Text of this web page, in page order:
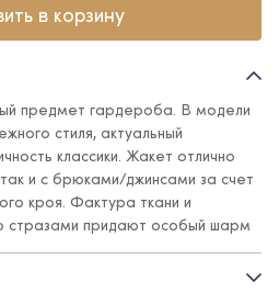
в корзину
предмет гардероба. В модели
стиля, актуальный
классики. Жакет отлично
и с брюками/джинсами за счет
кроя. Фактура ткани и
стразами придают особый шарм
подкладка обеспечит